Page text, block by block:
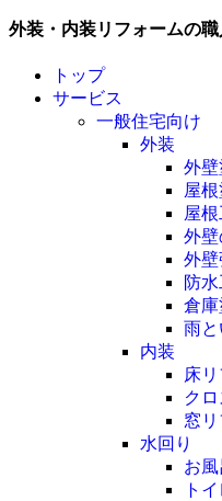
外装・内装リフォームの
トップ
サービス
一般住宅向け
外装
外壁
屋
屋
外壁
外壁
防
倉庫
雨と
内装
床
ク
窓
水回り
お
ト